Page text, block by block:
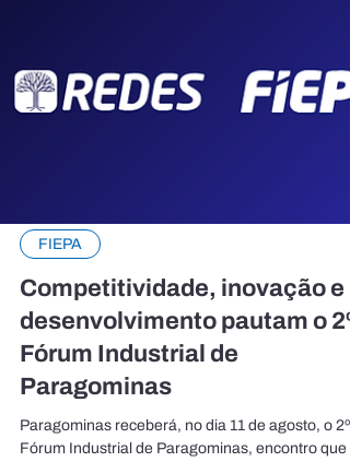
FIEPA
Competitividade, inovação e
desenvolvimento pautam o 2º
Fórum Industrial de
Paragominas